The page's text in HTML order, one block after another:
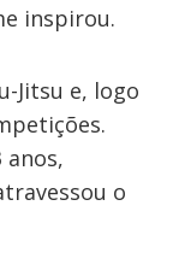
inspirou.
Jitsu e, logo
o